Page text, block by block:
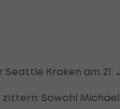
Kraken am 21.
Sowohl